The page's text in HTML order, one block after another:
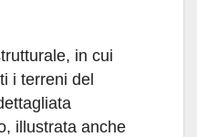
in cui
i terreni del
illustrata anche